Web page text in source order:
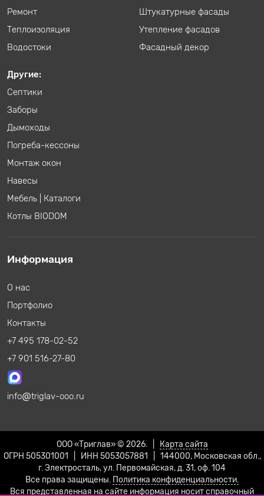
Ремонт
Теплоизоляция
Водостоки
Штукатурные фасады
Утепление фасадов
Фасадный декор
Другие:
Септики
Заборы
Дымоходы
Погреба-кессоны
Монтаж окон
Навесы
Мебель
Каталоги
Котлы BIODOM
Информация
О нас
Портфолио
Контакты
+7 495 178-02-52
+7 901 516-27-80
info triglav-ooo.ru
ООО «Триглав» © 2026. |
Карта сайта
ОГРН 505301001 | ИНН 5053057881 | 144000, Московская обл.,
г. Электросталь, ул. Первомайская, д. 31, оф. 104
Все права защищены. Политика конфиденциальности.
Вся представленная на сайте информация носит справочный